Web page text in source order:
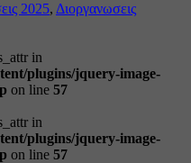
2025, Διοργανωσεις
in
plugins/jquery-image-
on line 57
in
plugins/jquery-image-
on line 57